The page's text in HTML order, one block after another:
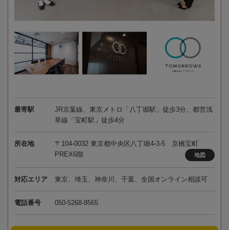
最寄駅
JR京葉線、東京メトロ「八丁堀駅」徒歩3分、都営浅
草線「宝町駅」徒歩4分
所在地
〒104-0032 東京都中央区八丁堀4-3-5 京橋宝町
PREX6階
地図
対応エリア 東京、埼玉、神奈川、千葉、全国オンライン相談可
電話番号 050-5268-8565